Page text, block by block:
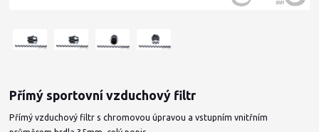
Přímý sportovní vzduchový filtr
Přímý vzduchový filtr s chromovou úpravou a vstupním vnitřním